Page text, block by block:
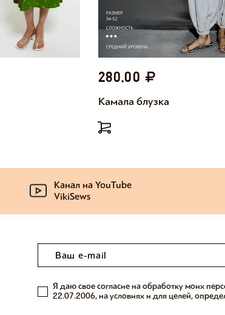
280,00
Камала блузка
Канал на YouTube
VikiSews
Я даю свое согласие на обработку моих
22.07.2006, на условиях и для целей,